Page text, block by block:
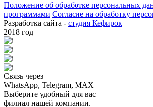
Положение об обработке персональных
программами Согласие на обработку
Разработка сайта - студия Кефирок
2018 год
Связь через
WhatsApp, Telegram, MAX
Выберите удобный для вас
филиал нашей компании.